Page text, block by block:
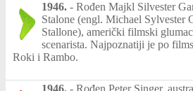
1946. - Rođen Majkl Silvester
Stalone (engl. Michael Sylvester
Stallone), američki filmski
scenarista. Najpoznatiji je po
Roki i Rambo.